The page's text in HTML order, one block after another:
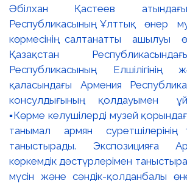
Әбілхан Қастеев
Республикасының Ұлттық өнер
көрмесінің салтанатты ашылуы
Қазақстан
Республикасының
қаласындағы Армения
консулдығының қолдауымен
▪️Көрме келушілерді музей
танымал армян суретшілерінің
таныстырады. Экспозицияға
көркемдік дәстүрлерімен
мүсін және сәндік-қолданбалы